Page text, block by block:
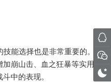
能选择也是非常重要的。
崩山击、血之狂暴等实用
中的表现。